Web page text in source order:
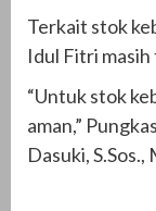
Terkait stok
Idul Fitri
“Untuk stok
aman,”
Dasuki, S.Sos.,